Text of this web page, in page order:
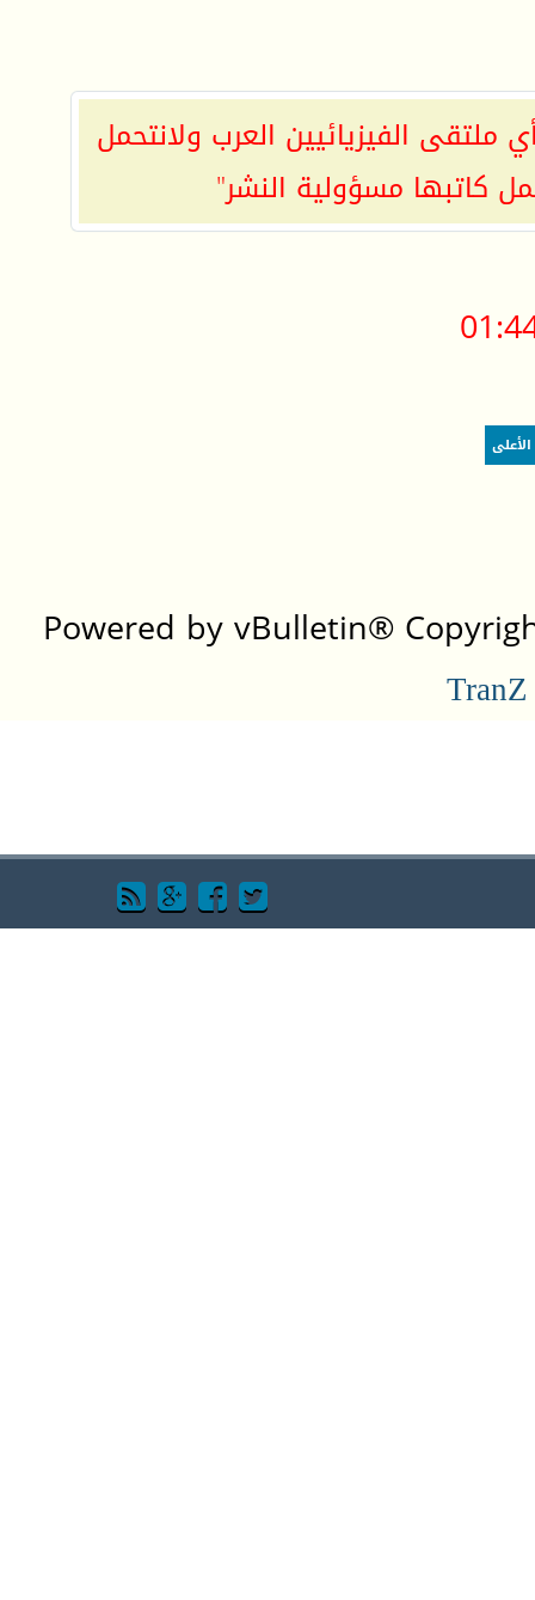
ملتقى الفيزيائيين العرب ولانتحمل
كاتبها مسؤولية النشر"
الأعلى
Powered by vBulletin®